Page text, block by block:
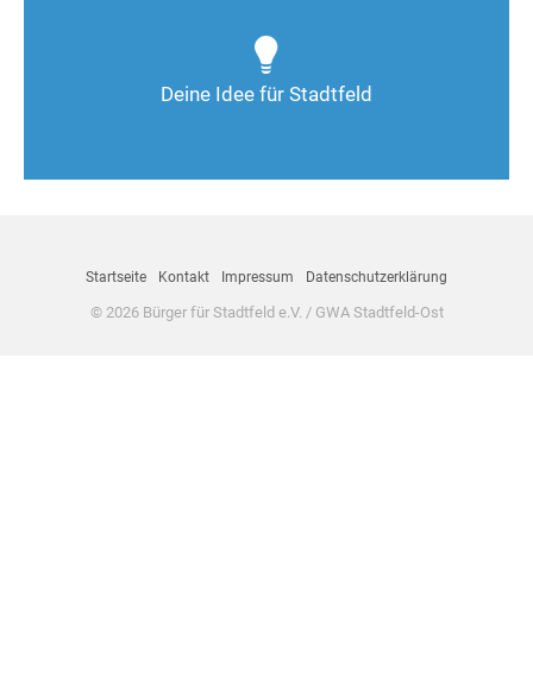
Deine Idee für Stadtfeld
Deine Ideen sind gefragt!
Startseite Kontakt Impressum Datenschutzerklärung
© 2026 Bürger für Stadtfeld e.V. / GWA Stadtfeld-Ost